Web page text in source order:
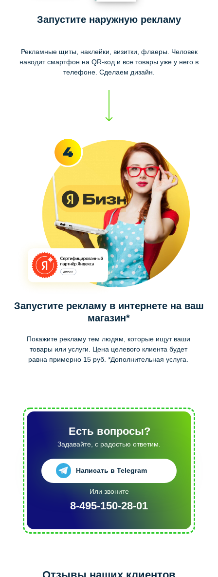
Запустите наружную рекламу
Рекламные щиты, наклейки, визитки, флаеры. Человек
наводит смартфон на QR-код и все товары уже у него в
телефоне. Сделаем дизайн.
Запустите рекламу в интернете на ваш
магазин*
Покажите рекламу тем людям, которые ищут ваши
товары или услуги. Цена целевого клиента будет
равна примерно 15 руб. *Дополнительная услуга.
Есть вопросы?
Задавайте, с радостью ответим.
Или звоните
8-495-150-28-01
Написать в Telegram